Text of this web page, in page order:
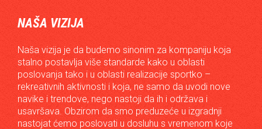
NAŠA VIZIJA
Naša vizija je da budemo sinonim za kompaniju koja
stalno postavlja više standarde kako u oblasti
poslovanja tako i u oblasti realizacije sportko –
rekreativnih aktivnosti i koja, ne samo da uvodi nove
navike i trendove, nego nastoji da ih i održava i
usavršava. Obzirom da smo preduzeće u izgradnji
nastojat ćemo poslovati u dosluhu s vremenom koje